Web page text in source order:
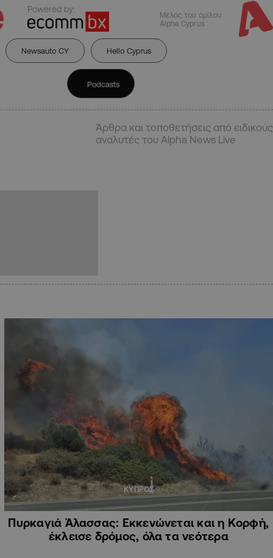
Powered by:
Μέλος του ομίλου
Alpha Cyprus
Newsauto CY Hello Cyprus
Podcasts
Άρθρα και τοποθετήσεις από ειδικούς
αναλυτές του Alpha News Live
ΚΥΠΡΟΣ
Πυρκαγιά Άλασσας: Εκκενώνεται και η Κορφή,
έκλεισε δρόμος, όλα τα νεότερα